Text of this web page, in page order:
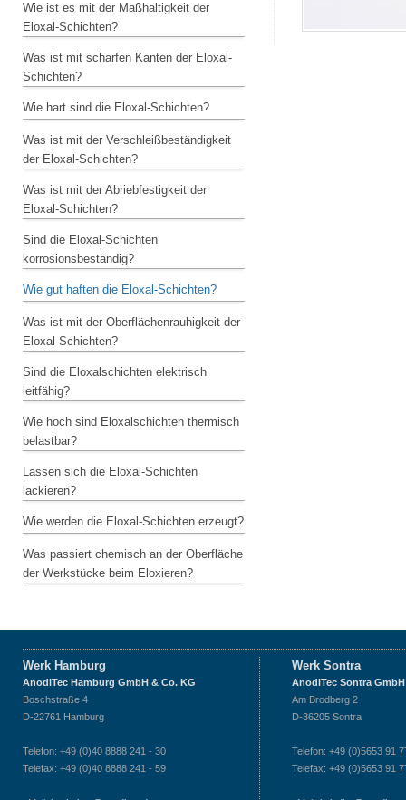
Wie ist es mit der Maßhaltigkeit der
Eloxal-Schichten?
Was ist mit scharfen Kanten der Eloxal-
Schichten?
Wie hart sind die Eloxal-Schichten?
Was ist mit der Verschleißbeständigkeit
der Eloxal-Schichten?
Was ist mit der Abriebfestigkeit der
Eloxal-Schichten?
Sind die Eloxal-Schichten
korrosionsbeständig?
Wie gut haften die Eloxal-Schichten?
Was ist mit der Oberflächenrauhigkeit der
Eloxal-Schichten?
Sind die Eloxalschichten elektrisch
leitfähig?
Wie hoch sind Eloxalschichten thermisch
belastbar?
Lassen sich die Eloxal-Schichten
lackieren?
Wie werden die Eloxal-Schichten erzeugt?
Was passiert chemisch an der Oberfläche
der Werkstücke beim Eloxieren?
Werk Hamburg
AnodiTec Hamburg GmbH & Co. KG
Boschstraße 4
D-22761 Hamburg
Telefon: +49 (0)40 8888 241 - 30
Telefax: +49 (0)40 8888 241 - 59
Werk Sontra
AnodiTec Sontra
Am Brodberg 2
D-36205 Sontra
Telefon: +49 (0)5653 91
Telefax: +49 (0)5653 91